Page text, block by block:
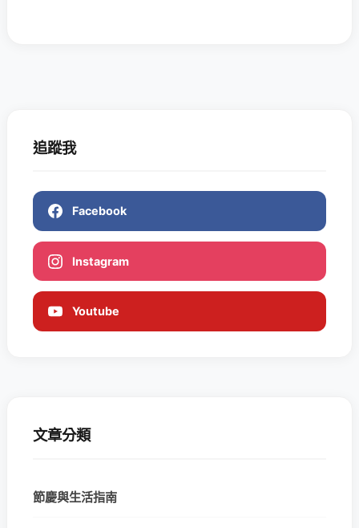
追蹤我
Facebook
Instagram
Youtube
文章分類
節慶與生活指南